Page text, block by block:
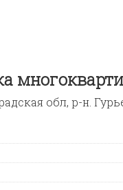
обл, р-н.